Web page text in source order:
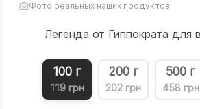
Фото реальных наших продуктов
Легенда от Гиппократа
100 г
119 грн
200 г
202 грн
500 г
458 грн